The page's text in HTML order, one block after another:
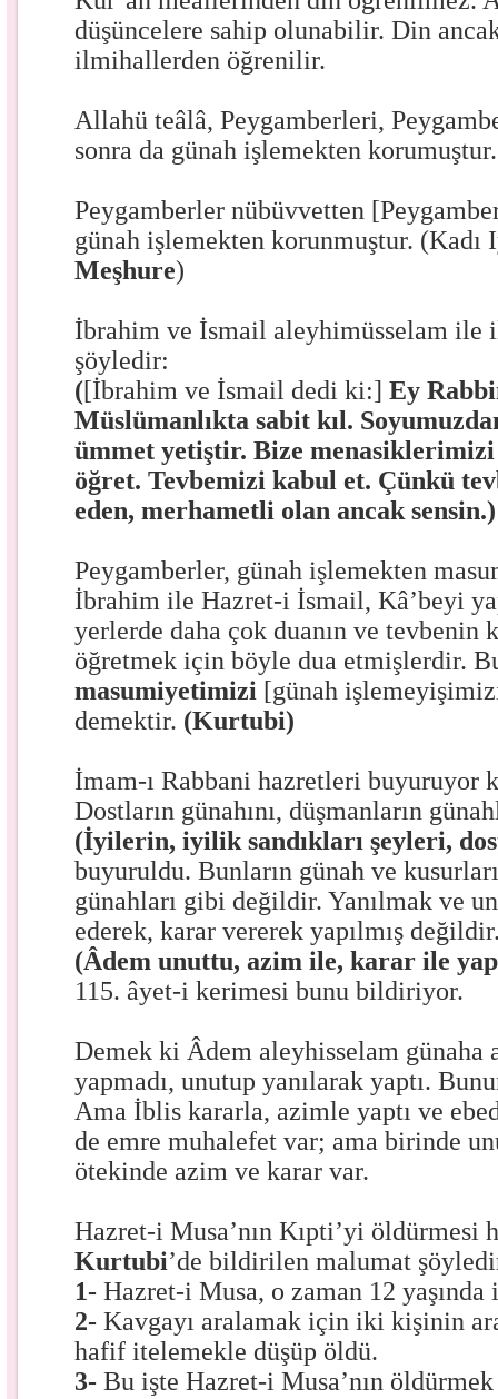
düşüncelere sahip olunabilir. Din
ilmihallerden öğrenilir.
Allahü teâlâ, Peygamberleri,
sonra da günah işlemekten
Peygamberler nübüvvetten
günah işlemekten korunmuştur. (Kadı
Meşhure)
İbrahim ve İsmail aleyhimüsselam
şöyledir:
([İbrahim ve İsmail dedi ki:]Ey
Müslümanlıkta sabit kıl.
ümmet yetiştir. Bize
öğret. Tevbemizi kabul et. Çünkü
eden, merhametli olan ancak sensin.)
Peygamberler, günah işlemekten
İbrahim ile Hazret-i İsmail, Kâ’beyi
yerlerde daha çok duanın ve tevbenin
öğretmek için böyle dua etmişlerdir.
masumiyetimizi [günah
demektir. (Kurtubi)
İmam-ı Rabbani hazretleri buyuruyor
Dostların günahını, düşmanların
(İyilerin, iyilik sandıkları şeyleri,
buyuruldu. Bunların günah ve
günahları gibi değildir. Yanılmak ve
ederek, karar vererek yapılmış
(Âdem unuttu, azim ile, karar ile
115. âyet-i kerimesi bunu bildiriyor.
Demek ki Âdem aleyhisselam günaha
yapmadı, unutup yanılarak yaptı.
Ama İblis kararla, azimle yaptı ve
de emre muhalefet var; ama birinde
ötekinde azim ve karar var.
Hazret-i Musa’nın Kıpti’yi öldürmesi
Kurtubi’de bildirilen malumat
1-Hazret-i Musa, o zaman 12 yaşında
2-Kavgayı aralamak için iki kişinin
hafif itelemekle düşüp öldü.
3-Bu işte Hazret-i Musa’nın